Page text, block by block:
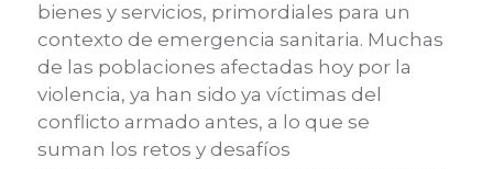
bienes y servicios, primordiales para un
contexto de emergencia sanitaria. Muchas
de las poblaciones afectadas hoy por la
violencia, ya han sido ya víctimas del
conflicto armado antes, a lo que se
suman los retos y desafíos